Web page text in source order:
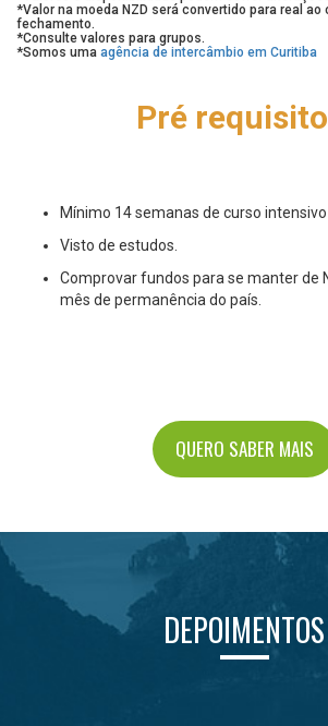
*Valor na moeda NZD será convertido para real ao
fechamento.
*Consulte valores para grupos.
*Somos uma agência de intercâmbio em Curitiba
Pré
Mínimo 14 semanas de curso intensivo
Visto de estudos.
Comprovar fundos para se manter de
mês de permanência do país.
QUERO SABER MAIS
DEPOIMENTOS